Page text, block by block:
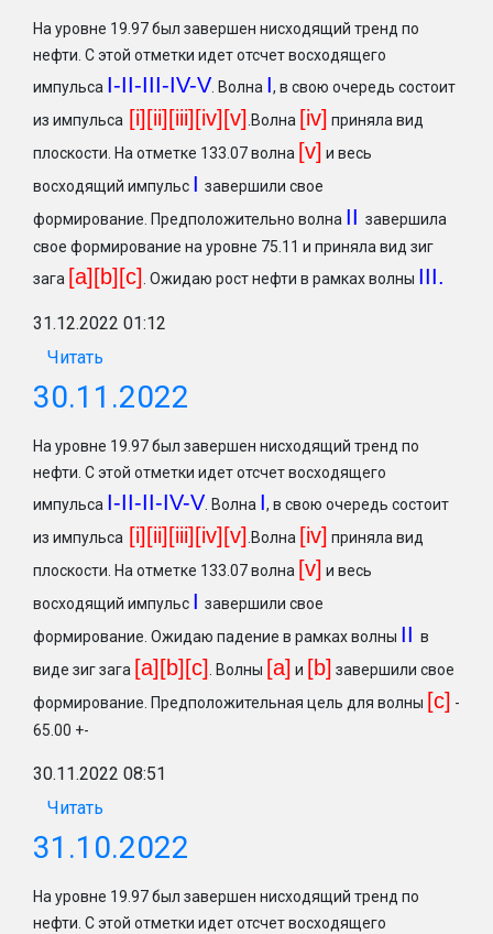
На уровне 19.97 был завершен нисходящий тренд по
нефти. С этой отметки идет отсчет восходящего
импульса I-II-III-IV-V. Волна I, в свою очередь состоит
из импульса [i][ii][iii][iv][v].Волна [iv] приняла вид
плоскости. На отметке 133.07 волна [v] и весь
восходящий импульс I завершили свое
формирование. Предположительно волна II завершила
свое формирование на уровне 75.11 и приняла вид зиг
зага [a][b][c]. Ожидаю рост нефти в рамках волны III.
31.12.2022 01:12
Читать
30.11.2022
На уровне 19.97 был завершен нисходящий тренд по
нефти. С этой отметки идет отсчет восходящего
импульса I-II-II-IV-V. Волна I, в свою очередь состоит
из импульса [i][ii][iii][iv][v].Волна [iv] приняла вид
плоскости. На отметке 133.07 волна [v] и весь
восходящий импульс I завершили свое
формирование. Ожидаю падение в рамках волны II в
виде зиг зага [a][b][c]. Волны [a] и [b] завершили свое
формирование. Предположительная цель для волны [c] -
65.00 +-
30.11.2022 08:51
Читать
31.10.2022
На уровне 19.97 был завершен нисходящий тренд по
нефти. С этой отметки идет отсчет восходящего